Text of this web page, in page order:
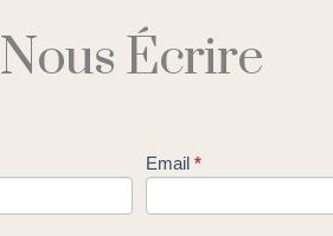
Nous Écrire
Email *